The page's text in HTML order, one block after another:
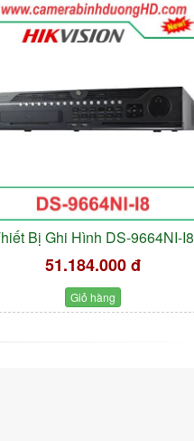
Bị Ghi Hình DS-9664NI-I8
51.184.000 đ
Giỏ hàng